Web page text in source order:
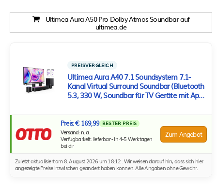
Ultimea Aura A50 Pro Dolby Atmos Soundbar auf
ultimea.de
PREISVERGLEICH
Ultimea Aura A40 7.1 Soundsystem 7.1-
Kanal Virtual Surround Soundbar (Bluetooth
5.3, 330 W, Soundbar für TV Geräte mit App
Preis: € 169,99 BESTER PREIS
Versand: n. a.
Verfügbarkeit: lieferbar - in 4-5 Werktagen
bei dir
Zum Angebot
Zuletzt aktualisiert am 8. August 2026 um 18:12 . Wir weisen darauf hin, dass sich hier
angezeigte Preise inzwischen geändert haben können. Alle Angaben ohne Gewähr.